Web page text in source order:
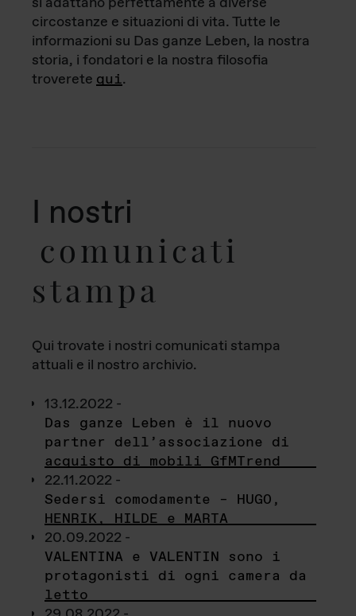
circostanze e situazioni di vita. Tutte le
informazioni su Das ganze Leben, la nostra
storia, i fondatori e la nostra filosofia
troverete qui.
I nostri
comunicati
stampa
Qui trovate i nostri comunicati stampa
attuali e il nostro archivio.
13.12.2022 -
Das ganze Leben è il nuovo
partner dell’associazione di
acquisto di mobili GfMTrend
22.11.2022 -
Sedersi comodamente – HUGO,
HENRIK, HILDE e MARTA
20.09.2022 -
VALENTINA e VALENTIN sono i
protagonisti di ogni camera da
letto